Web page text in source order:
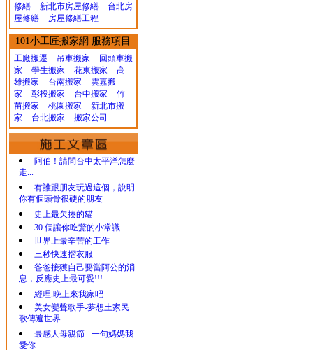
修繕
新北市房屋修繕
台北房
屋修繕
房屋修繕工程
101小工匠搬家網 服務項目
工廠搬遷 吊車搬家
回頭車搬
家
學生搬家 花東搬家
高
雄搬家
台南搬家
雲嘉搬
家
彰投搬家 台中搬家
竹
苗搬家
桃園搬家
新北市搬
家
台北搬家 搬家公司
阿伯！請問台中太平洋怎麼
走...
有誰跟朋友玩過這個，說明
你有個頭骨很硬的朋友
史上最欠揍的貓
30 個讓你吃驚的小常識
世界上最辛苦的工作
三秒快速摺衣服
爸爸接獲自己要當阿公的消
息，反應史上最可愛!!!
經理.晚上來我家吧
美女變聲歌手-夢想土家民
歌傳遍世界
最感人母親節 - 一句媽媽我
愛你